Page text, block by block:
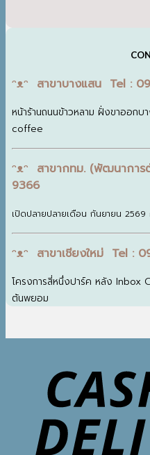
ᵔᴥᵔ สาขาบางแสน Tel :
หน้าร้านถนนข้าวหลาม ฝั่งขาออก
coffee
ᵔᴥᵔ สาขากทม. (พัฒนากา
9366
เปิดปลายปลายเดือน กันยายน 2569
ᵔᴥᵔ สาขาเชียงใหม่ Tel :
โครงการสี่หนึ่งปาร์ค หลัง
ต้นพยอม